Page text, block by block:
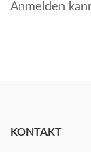
Anmelden
KONTAKT